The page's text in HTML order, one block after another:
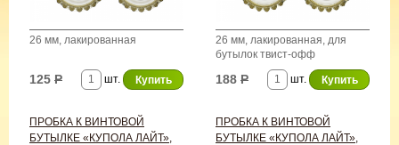
26 мм, лакированная
шт.
125 Р
26 мм, лакированная, для
бутылок твист-офф
шт.
188 Р
ПРОБКА К ВИНТОВОЙ
БУТЫЛКЕ «КУПОЛА ЛАЙТ»,
ПРОБКА К ВИНТОВОЙ
БУТЫЛКЕ «КУПОЛА ЛАЙТ»,